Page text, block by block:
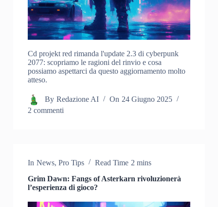
Cd projekt red rimanda l'update 2.3 di cyberpunk
2077: scopriamo le ragioni del rinvio e cosa
possiamo aspettarci da questo aggiornamento molto
atteso.
By Redazione AI On 24 Giugno 2025
2 commenti
In News, Pro Tips Read Time 2 mins
Grim Dawn: Fangs of Asterkarn rivoluzionerà
l’esperienza di gioco?